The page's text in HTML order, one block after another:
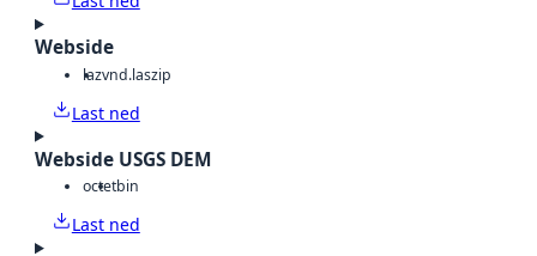
Webside
lazvnd.laszip
Last ned
Webside USGS DEM
octetbin
Last ned